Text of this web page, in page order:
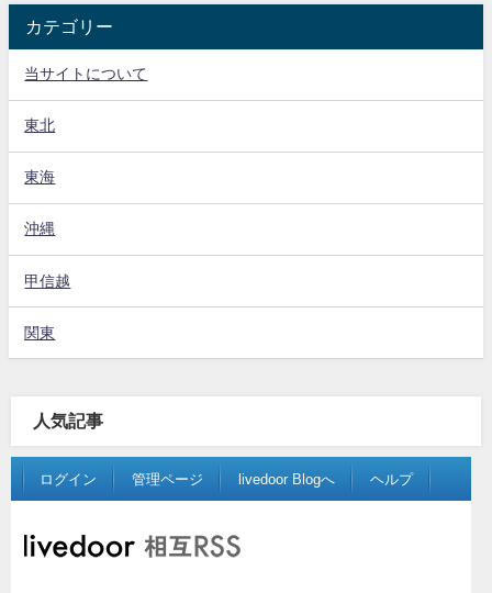
カテゴリー
当サイトについて
東北
東海
沖縄
甲信越
関東
人気記事